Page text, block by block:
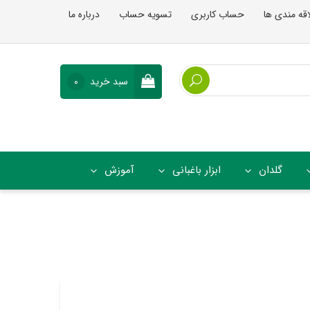
مندی ها حساب کاربری تسویه حساب درباره ما
سبد خرید 0
گلدان ابزار باغبانی آموزش